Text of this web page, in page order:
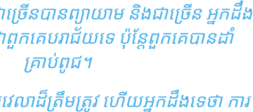
ើនបានព្យាយាម និងជាច្រើន អ្នកដឹង
កគេបរាជ័យទេ ប៉ុន្តែពួកគេបានដាំ
គ្រាប់ពូជ។
េលា​ដ៏​ត្រឹម​ត្រូវ ហើយ​អ្នក​ដឹង​ទេ​ថា ការ​